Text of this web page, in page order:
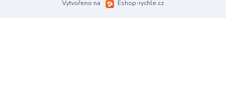
Vytvořeno na
Eshop-rychle.cz